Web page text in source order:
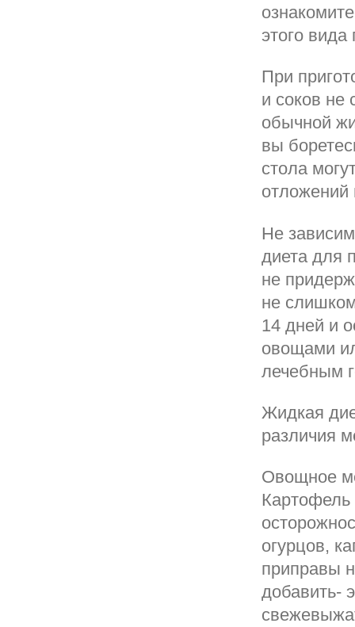
этого вида
При
и соков не
обычной
вы
стола
отложений
Не
диета для
не
не
14 дней и
овощами
лечебным
Жидкая
различия
Овощное
Картофель
огурцов,
приправы
добавить-